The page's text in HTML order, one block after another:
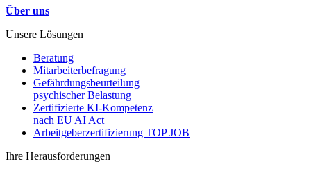
Über uns
Unsere Lösungen
Beratung
Mitarbeiterbefragung
Gefährdungsbeurteilung
psychischer Belastung
Zertifizierte KI-Kompetenz
nach EU AI Act
Arbeitgeberzertifizierung TOP JOB
Ihre Herausforderungen